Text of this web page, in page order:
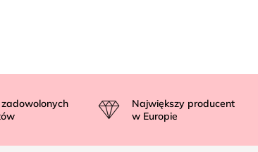
Największy producent
w Europie